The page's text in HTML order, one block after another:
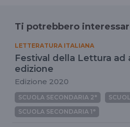
Ti potrebbero
LETTERATURA ITALIANA
Festival della Lettura ad
edizione
Edizione 2020
SCUOLA SECONDARIA 2°
SCUOLA SECONDARIA 1°